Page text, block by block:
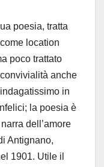
poesia, tratta
location
poco trattato
anche
in
la poesia è
dell’amore
Antignano,
1901. Utile il